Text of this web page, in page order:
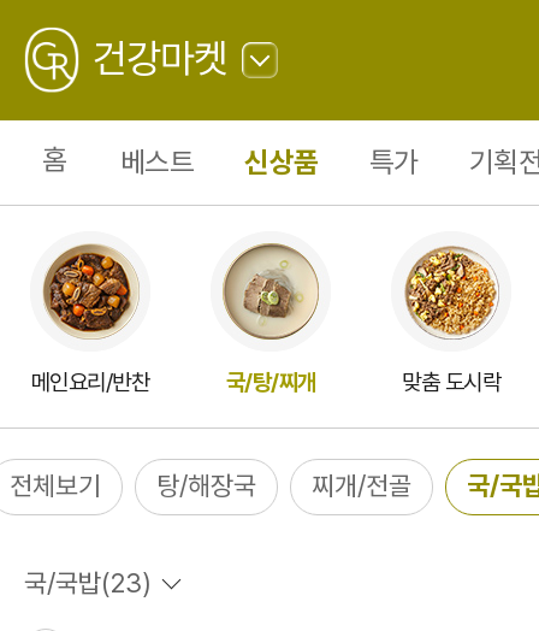
GREATING
건강마켓
로
홈 베스트 신상품 특가 기획
메인요리/반찬 국/탕/찌개 맞춤 도시락
전체보기 탕/해장국 찌개/전골 국/국
국/국밥(23)